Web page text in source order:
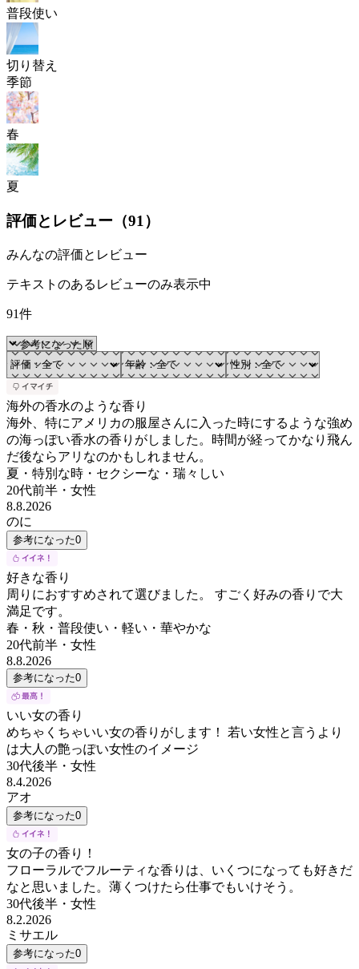
普段使い
切り替え
季節
春
夏
評価とレビュー（91 ）
みんなの評価とレビュー
テキストのあるレビューのみ表示中
91件
海外の香水のような香り
海外、特にアメリカの服屋さんに入った時にするような強め
の海っぽい香水の香りがしました。時間が経ってかなり飛ん
だ後ならアリなのかもしれません。
夏・特別な時・セクシーな・瑞々しい
20代前半 ・ 女性
8.8.2026
のに
参考になった0
好きな香り
周りにおすすめされて選びました。 すごく好みの香りで大
満足です。
春・秋・普段使い・軽い・華やかな
20代前半 ・ 女性
8.8.2026
参考になった0
いい女の香り
めちゃくちゃいい女の香りがします！ 若い女性と言うより
は大人の艶っぽい女性のイメージ
30代後半 ・ 女性
8.4.2026
アオ
参考になった0
女の子の香り！
フローラルでフルーティな香りは、いくつになっても好きだ
なと思いました。薄くつけたら仕事でもいけそう。
30代後半 ・ 女性
8.2.2026
ミサエル
参考になった0